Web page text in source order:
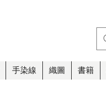
手染線 織圖 書籍